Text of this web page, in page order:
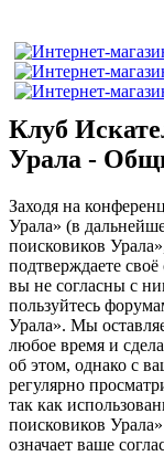
Клуб
Урала -
Заходя на
Урала» (в
поисковиков
подтверждаете
вы не согласны с
пользуйтесь
Урала». Мы
любое время и
об этом, однако с
регулярно
так как
поисковиков
означает ваше